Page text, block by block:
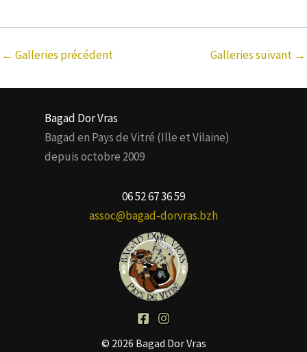
← Galleries précédent Galleries suivant →
Bagad Dor Vras
Bagad en Pays de Vitré (Ille et Vilaine)
depuis octobre 2009
06 52 67 36 59
assoc@bagad-dorvras.bzh
© 2026 Bagad Dor Vras